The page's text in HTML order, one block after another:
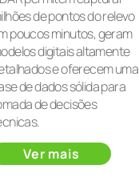
de pontos do relevo
poucos minutos, geram
digitais altamente
e oferecem uma
de dados sólida para
de decisões
Ver mais